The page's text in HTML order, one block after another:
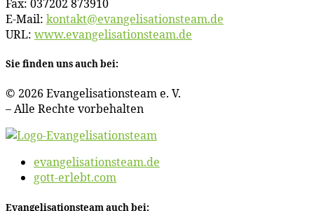
Fax: 037202 873910
E‑Mail: kontakt@​evangelisationsteam.​de
URL: www​.evan​ge​li​sa​ti​ons​team​.de
Sie fin­den uns auch bei:
© 2026 Evan­ge­li­sa­ti­ons­team e. V.
– Al­le Rech­te vorbehalten
evangelisationsteam.de
gott-erlebt.com
Evan­ge­li­sa­ti­ons­team auch bei: